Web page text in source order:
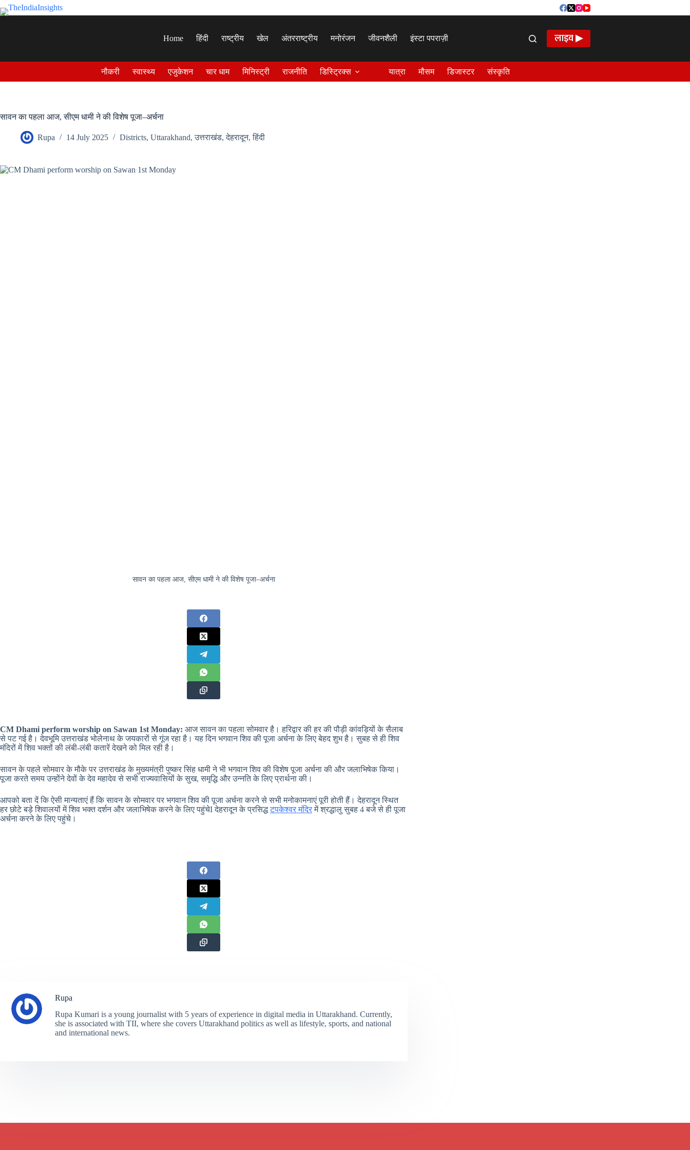
Skip
to
Home
हिंदी राष्ट्रीय खेल अंतरराष्ट्रीय मनोरंजन जीवनशैली इंस्टा पपराज़ी लाइव ▶
नौकरी स्वास्थ्य एजुकेशन चार धाम मिनिस्ट्री राजनीति डिस्ट्रिक्स यात्रा मौसम डिजास्टर संस्कृति
सावन का पहला आज, सीएम धामी ने की विशेष पूजा–अर्चना
Rupa 14 July 2025 Districts, Uttarakhand,उत्तराखंड,देहरादून,हिंदी
सावन का पहला आज, सीएम धामी ने की विशेष पूजा–अर्चना
CM Dhami perform worship on Sawan 1st Monday: आज सावन का पहला सोमवार है। हरिद्वार की हर की पौड़ी कांवड़ियों के सैलाब
से पट गई है। देवभूमि उत्तराखंड भोलेनाथ के जयकारों से गूंज रहा है। यह दिन भगवान शिव की पूजा अर्चना के लिए बेहद शुभ है। सुबह से ही शिव
मंदिरों में शिव भक्तों की लंबी-लंबी कतारें देखने को मिल रही है।
सावन के पहले सोमवार के मौके पर उत्तराखंड के मुख्यमंत्री पुष्कर सिंह धामी ने भी भगवान शिव की विशेष पूजा अर्चना की और जलाभिषेक किया।
पूजा करते समय उन्होंने देवों के देव महादेव से सभी राज्यवासियों के सुख, समृद्धि और उन्नति के लिए प्रार्थना की।
आपको बता दें कि ऐसी मान्यताएं हैं कि सावन के सोमवार पर भगवान शिव की पूजा अर्चना करने से सभी मनोकामनाएं पूरी होती हैं। देहरादून स्थित
हर छोटे बड़े शिवालयों में शिव भक्त दर्शन और जलाभिषेक करने के लिए पहुंचेI देहरादून के प्रसिद्धटपकेश्वर मंदिरमें श्रद्धालु सुबह 4 बजे से ही पूजा
अर्चना करने के लिए पहुंचे।
Rupa
Rupa Kumari is a young journalist with 5 years of experience in digital media in Uttarakhand. Currently,
she is associated with TII, where she covers Uttarakhand politics as well as lifestyle, sports, and national
and international news.